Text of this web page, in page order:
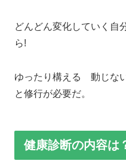
どんどん変化していく自
ら!
ゆったり構える 動じな
と修行が必要だ。
健康診断の内容は